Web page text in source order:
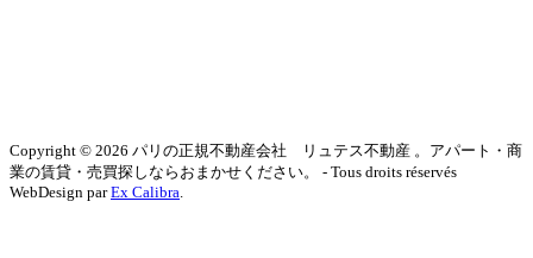
Copyright © 2026 パリの正規不動産会社 リュテス不動産 。アパート・商
業の賃貸・売買探しならおまかせください。 - Tous droits réservés
WebDesign parEx Calibra.